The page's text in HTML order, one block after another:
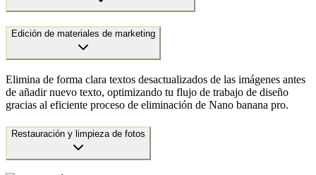
Edición de materiales de marketing
Elimina de forma clara textos desactualizados de las imágenes antes
de añadir nuevo texto, optimizando tu flujo de trabajo de diseño
gracias al eficiente proceso de eliminación de Nano banana pro.
Restauración y limpieza de fotos